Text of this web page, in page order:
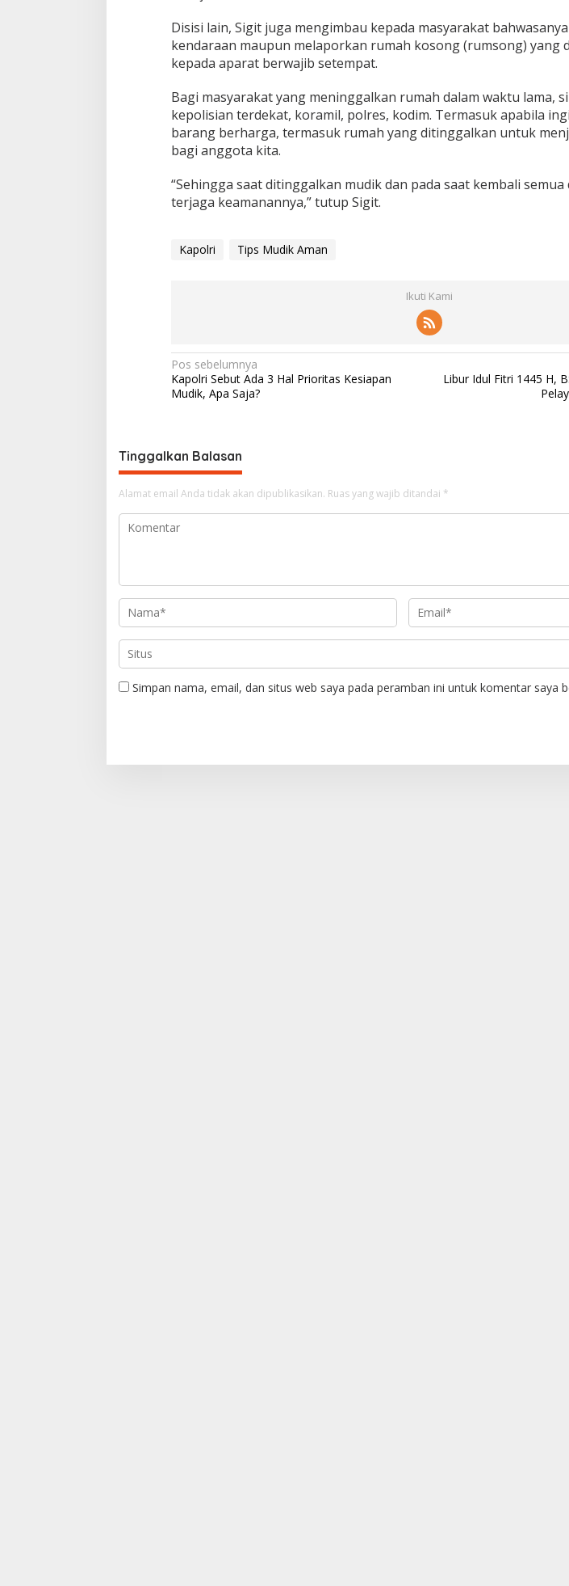
Disisi lain, Sigit juga mengimbau kepada masyarakat
kendaraan maupun melaporkan rumah kosong (rumsong) yang
kepada aparat berwajib setempat.
Bagi masyarakat yang meninggalkan rumah dalam waktu lama,
kepolisian terdekat, koramil, polres, kodim. Termasuk apabila
barang berharga, termasuk rumah yang ditinggalkan untuk
bagi anggota kita.
“Sehingga saat ditinggalkan mudik dan pada saat kembali
terjaga keamanannya,” tutup Sigit.
Kapolri Tips Mudik Aman
Ikuti Kami
N
a
g
a
s
i
s
Pos sebelumnya
Kapolri Sebut Ada 3 Hal Prioritas Kesiapan
Mudik, Apa Saja?
Libur Idul Fitri 1445 H,
Tinggalkan Balasan
Alamat email Anda tidak akan dipublikasikan. Ruas yang wajib ditandai *
Simpan nama, email, dan situs web saya pada peramban ini untuk komentar saya